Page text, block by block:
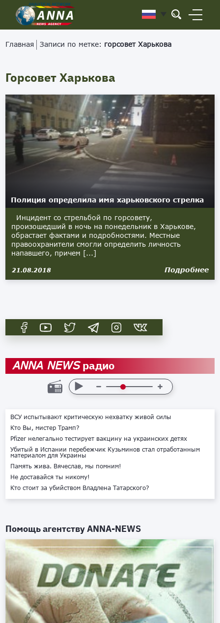
Главная Записи по метке: горсовет Харькова
Горсовет Харькова
Полиция определила имя харьковского стрелка
Инцидент со стрельбой по горсовету,
произошедший в ночь на понедельник в Харькове,
обрастает фактами и подробностями. Местные
правоохранители смогли определить личность
напавшего, причем [...]
21.08.2018 Подробнее
ANNA NEWSрадио
ВСУ испытывают критическую нехватку живой силы
Кто Вы, мистер Трамп?
Pfizer нелегально тестирует вакцину на украинских детях
Убитый в Испании перебежчик Кузьминов стал отработанным
материалом для Украины
Память жива. Вячеслав, мы помним!
Не доставайся ты никому!
Кто стоит за убийством Владлена Татарского?
Помощь агентствуANNA-NEWS